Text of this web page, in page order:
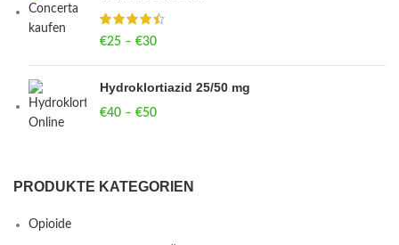
€25 – €30
Hydroklortiazid 25/50 mg
€40 – €50
PRODUKTE KATEGORIEN
Opioide